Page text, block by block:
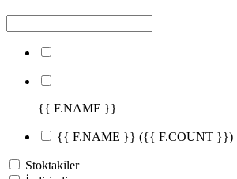
{{ F.NAME }}
{{ F.NAME }} ({{ F.COUNT }})
Stoktakiler